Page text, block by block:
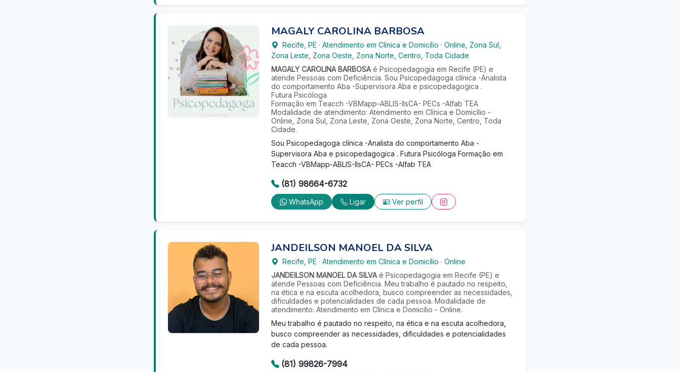
MAGALY CAROLINA BARBOSA
Recife PE · Atendimento em Clínica e Domicílio · Online, Zona Sul,
Zona Leste, Zona Oeste, Zona Norte, Centro, Toda Cidade
MAGALY CAROLINA BARBOSA é Psicopedagogia em Recife (PE) e
atende Pessoas com Deficiência. Sou Psicopedagoga clínica -Analista
do comportamento Aba -Supervisora Aba e psicopedagogica .
Futura Psicóloga
Formação em Teacch -VBMapp-ABLlS-IIsCA- PECs -Alfab TEA
Modalidade de atendimento: Atendimento em Clínica e Domicílio -
Online, Zona Sul, Zona Leste, Zona Oeste, Zona Norte, Centro, Toda
Cidade.
Sou Psicopedagoga clínica -Analista do comportamento Aba -
Supervisora Aba e psicopedagogica . Futura Psicóloga Formação em
Teacch -VBMapp-ABLlS-IIsCA- PECs -Alfab TEA
(81) 98664-6732
WhatsApp Ligar Ver perfil
JANDEILSON MANOEL DA SILVA
Recife PE · Atendimento em Clínica e Domicílio · Online
JANDEILSON MANOEL DA SILVA é Psicopedagogia em Recife (PE) e
atende Pessoas com Deficiência. Meu trabalho é pautado no respeito,
na ética e na escuta acolhedora, busco compreender as necessidades,
dificuldades e potencialidades de cada pessoa. Modalidade de
atendimento: Atendimento em Clínica e Domicílio - Online.
Meu trabalho é pautado no respeito, na ética e na escuta acolhedora,
busco compreender as necessidades, dificuldades e potencialidades
de cada pessoa.
(81) 99826-7994